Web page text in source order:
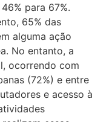
para 67%.
65% das
alguma ação
No entanto, a
ocorrendo com
(72%) e entre
e acesso à